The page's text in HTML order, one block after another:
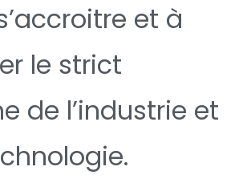
et à
le strict
de l’industrie et